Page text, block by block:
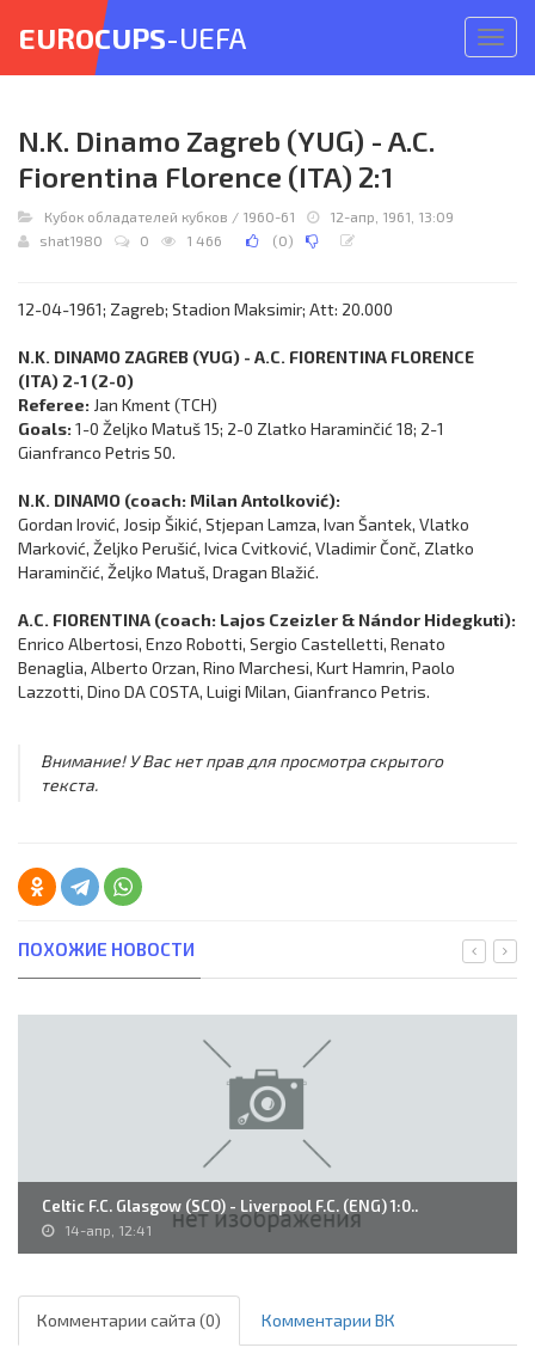
меню
EUROCUPS-UEFA
N.K. Dinamo Zagreb (YUG) - A.C.
Fiorentina Florence (ITA) 2:1
Кубок обладателей кубков / 1960-61
12-апр, 1961, 13:09
shat1980
0 1 466 (0)
12-04-1961; Zagreb; Stadion Maksimir; Att: 20.000
N.K. DINAMO ZAGREB (YUG) - A.C. FIORENTINA FLORENCE
(ITA) 2-1 (2-0)
Referee: Jan Kment (TCH)
Goals: 1-0 Željko Matuš 15; 2-0 Zlatko Haraminčić 18; 2-1
Gianfranco Petris 50.
N.K. DINAMO (coach: Milan Antolković):
Gordan Irović, Josip Šikić, Stjepan Lamza, Ivan Šantek, Vlatko
Marković, Željko Perušić, Ivica Cvitković, Vladimir Čonč, Zlatko
Haraminčić, Željko Matuš, Dragan Blažić.
A.C. FIORENTINA (coach: Lajos Czeizler & Nándor Hidegkuti):
Enrico Albertosi, Enzo Robotti, Sergio Castelletti, Renato
Benaglia, Alberto Orzan, Rino Marchesi, Kurt Hamrin, Paolo
Lazzotti, Dino DA COSTA, Luigi Milan, Gianfranco Petris.
Внимание! У Вас нет прав для просмотра скрытого
текста.
ПОХОЖИЕ НОВОСТИ
Celtic F.C. Glasgow (SCO) - Liverpool F.C. (ENG) 1:0..
14-апр, 12:41
Комментарии сайта (0) Комментарии ВК